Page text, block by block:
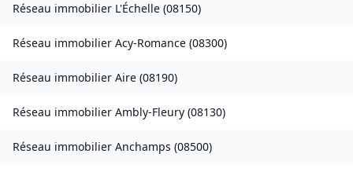
Réseau immobilier L'Échelle (08150)
Réseau immobilier Acy-Romance (08300)
Réseau immobilier Aire (08190)
Réseau immobilier Ambly-Fleury (08130)
Réseau immobilier Anchamps (08500)